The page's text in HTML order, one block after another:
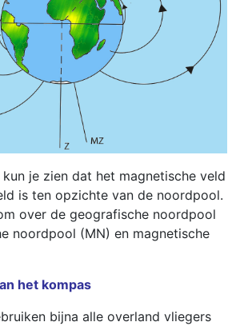
je zien dat het magnetische veld
is ten opzichte van de noordpool.
over de geografische noordpool
noordpool (MN) en magnetische
het kompas
bijna alle overland vliegers